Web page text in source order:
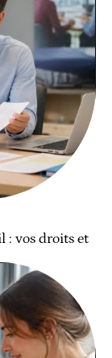
: vos droits et